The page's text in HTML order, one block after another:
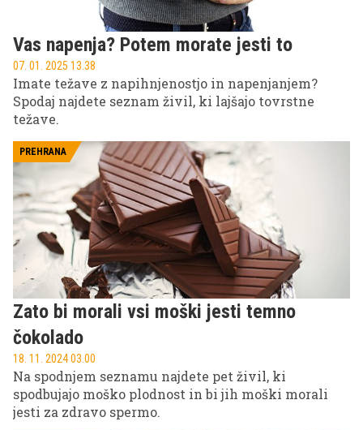
Vas napenja? Potem morate jesti to
07. 01. 2025 13.38
Imate težave z napihnjenostjo in napenjanjem?
Spodaj najdete seznam živil, ki lajšajo tovrstne
težave.
PREHRANA
Zato bi morali vsi moški jesti temno
čokolado
18. 11. 2024 03.00
Na spodnjem seznamu najdete pet živil, ki
spodbujajo moško plodnost in bi jih moški morali
jesti za zdravo spermo.